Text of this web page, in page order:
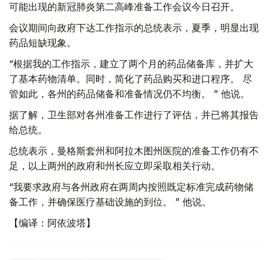
可能出现的新冠肺炎第二高峰准备工作会议今日召开。
会议期间向政府下达工作指示的总统表示，夏季，明显出现
药品短缺现象。
“根据我的工作指示，建立了两个月的药品储备库，并扩大
了基本药物清单。同时，简化了药品购买和进口程序。 尽
管如此，各州的药品储备和准备情况仍不均衡。 ” 他说。
据了解，卫生部对各州准备工作进行了评估，并已将其报告
给总统。
总统表示，曼格斯套州和阿拉木图州医院的准备工作仍有不
足，以上两州的政府和州长应立即采取相关行动。
“我要求政府与各州政府在两周内按照既定标准完成药物储
备工作，并确保医疗基础设施的到位。 ” 他说。
【编译：阿依波塔】